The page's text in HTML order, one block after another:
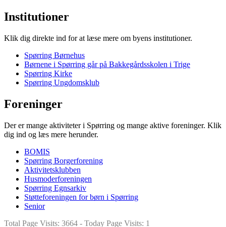
Institutioner
Klik dig direkte ind for at læse mere om byens institutioner.
Spørring Børnehus
Børnene i Spørring går på Bakkegårdsskolen i Trige
Spørring Kirke
Spørring Ungdomsklub
Foreninger
Der er mange aktiviteter i Spørring og mange aktive foreninger. Klik
dig ind og læs mere herunder.
BOMIS
Spørring Borgerforening
Aktivitetsklubben
Husmoderforeningen
Spørring Egnsarkiv
Støtteforeningen for børn i Spørring
Senior
Total Page Visits: 3664 - Today Page Visits: 1